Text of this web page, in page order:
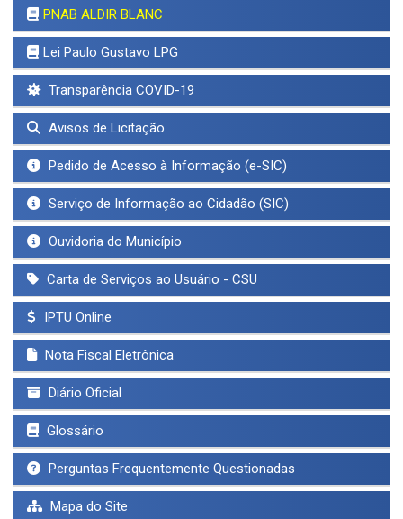
PNAB ALDIR BLANC
Lei Paulo Gustavo LPG
Transparência COVID-19
Avisos de Licitação
Pedido de Acesso à Informação (e-SIC)
Serviço de Informação ao Cidadão (SIC)
Ouvidoria do Município
Carta de Serviços ao Usuário - CSU
IPTU Online
Nota Fiscal Eletrônica
Diário Oficial
Glossário
Perguntas Frequentemente Questionadas
Mapa do Site